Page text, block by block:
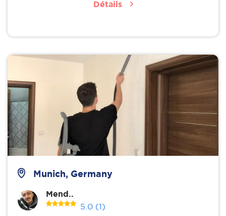
Détails
Munich, Germany
Mend..
5.0 (1)